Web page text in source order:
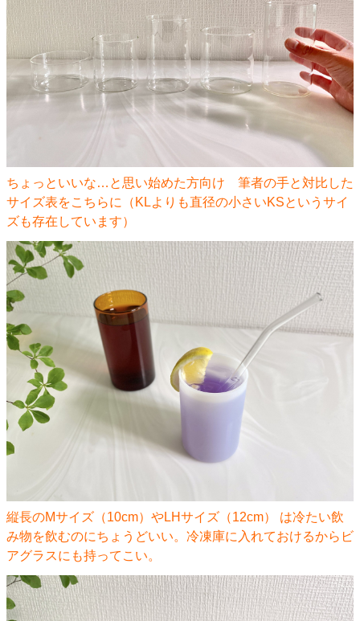
ちょっといいな…と思い始めた方向け 筆者の手と対比した
サイズ表をこちらに（KLよりも直径の小さいKSというサイ
ズも存在しています）
縦長のMサイズ（10cm）やLHサイズ（12cm） ​​​​​は冷たい飲
み物を飲むのにちょうどいい。冷凍庫に入れておけるからビ
アグラスにも持ってこい。